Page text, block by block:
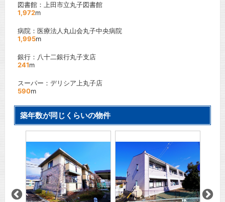
図書館：上田市立丸子図書館
1,972m
病院：医療法人丸山会丸子中央病院
1,995m
銀行：八十二銀行丸子支店
241m
スーパー：デリシア上丸子店
590m
築年数が同じくらいの物件